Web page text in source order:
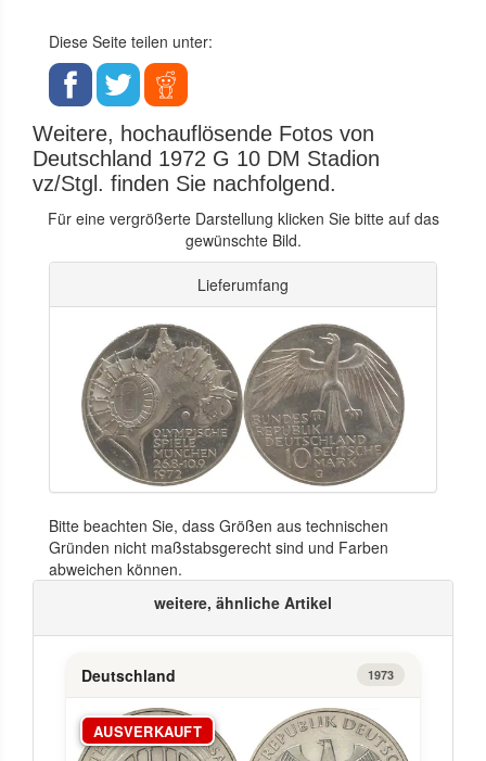
Diese Seite teilen unter:
Weitere, hochauflösende Fotos von
Deutschland 1972 G 10 DM Stadion
vz/Stgl. finden Sie nachfolgend.
Für eine vergrößerte Darstellung klicken Sie bitte auf das
gewünschte Bild.
Lieferumfang
Bitte beachten Sie, dass Größen aus technischen
Gründen nicht maßstabsgerecht sind und Farben
abweichen können.
weitere, ähnliche Artikel
Deutschland 1973
AUSVERKAUFT